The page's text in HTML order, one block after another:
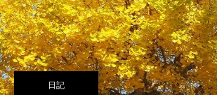
日記